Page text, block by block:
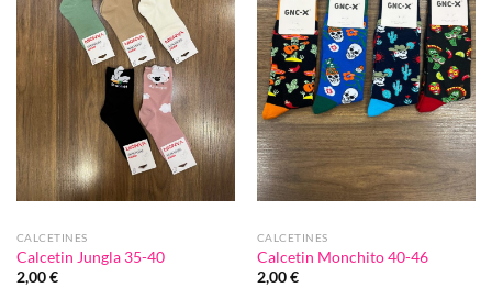
CALCETINES
Calcetin Jungla 35-40
2,00€
CALCETINES
Calcetin Monchito 40-46
2,00€